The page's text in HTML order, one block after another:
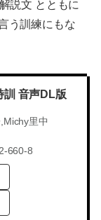
説文 とともに
う訓練にもな
訓 音声DL版
里中
660-8